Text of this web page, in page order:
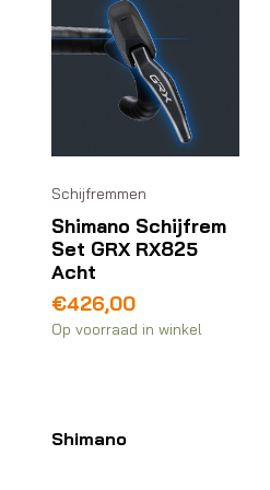
Schijfremmen
Shimano Schijfrem
Set GRX RX825
Acht
€426,00
Op voorraad in winkel
Shimano